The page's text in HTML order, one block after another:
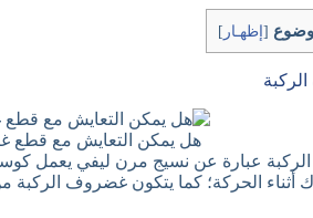
[ إظهـار ]
هل يمكن التعايش مع قطع
عبارة عن نسيج مرن ليفي يعمل
أثناء الحركة؛ كما يتكون غضروف الركبة